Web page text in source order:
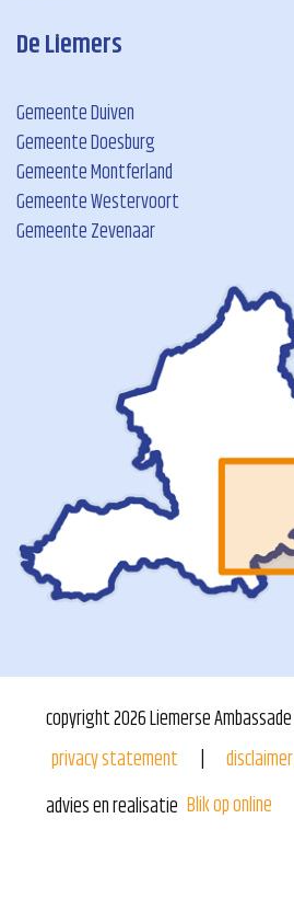
De Liemers
Gemeente Duiven
Gemeente Doesburg
Gemeente Montferland
Gemeente Westervoort
Gemeente Zevenaar
copyright2026Liemerse Ambassade
privacy statement
disclaimer
advies en realisatie Blik op online